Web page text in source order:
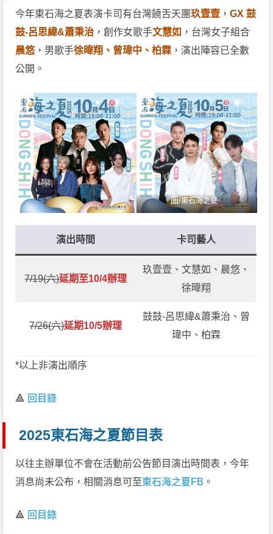
今年東石海之夏表演卡司有台灣饒舌天團玖壹壹 ，GX 鼓
鼓-呂思緯&蕭秉治 ，創作女歌手文慧如 ，台灣女子組合
晨悠 ，男歌手徐暐翔、曾瑋中、柏霖 ，演出陣容已全數
公開。
圖/東石海之夏
演出時間 卡司藝人
7/19(六)延期至10/4辦理
玖壹壹、文慧如、晨悠、
徐暐翔
7/26(六)延期10/5辦理
鼓鼓-呂思緯&蕭秉治、曾
瑋中、柏霖
*以上非演出順序
🔺 回目錄
2025東石海之夏節目表
以往主辦單位不會在活動前公告節目演出時間表，今年
消息尚未公布，相關消息可至東石海之夏FB 。
🔺 回目錄